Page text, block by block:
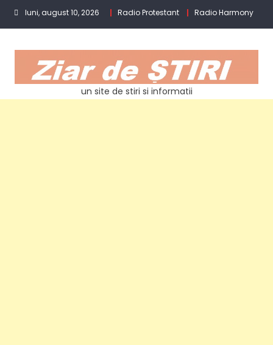
Skip
luni, august 10, 2026 Radio Protestant Radio Harmony
un site de stiri si informatii